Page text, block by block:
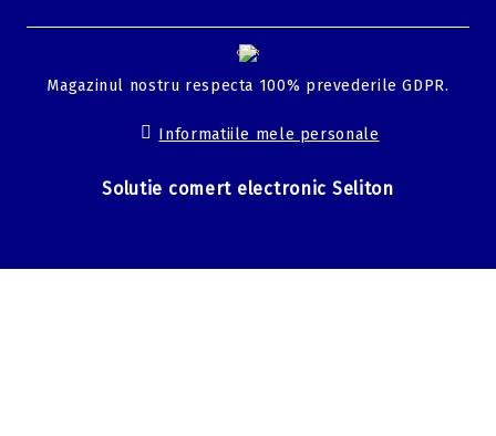
GDPR
Magazinul nostru respecta 100% prevederile GDPR.
Informatiile mele personale
Solutie comert electronic Seliton